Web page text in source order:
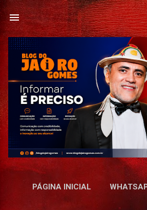
Pular para o conteúdo
PÁGINA INICIAL